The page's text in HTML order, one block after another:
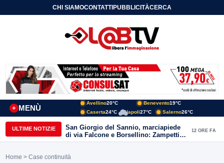
CHI SIAMOCONTATTIPUBBLICITÀCERCA
MENÙ
+
Avellino20°C Benevento19°C
Caserta24°C Napoli27°C Salerno26°C
ULTIME NOTIZIE
San Giorgio del Sannio, marciapiede
di via Falcone e Borsellino: Zampetti e
Lombardi replicano alle polemiche
12 ORE FA
Home > Case continuità